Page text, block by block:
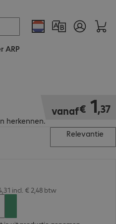
ARP
herkennen.
vanaf€ 1,37
€ 1,37
Relevantie
incl. € 2,48 btw